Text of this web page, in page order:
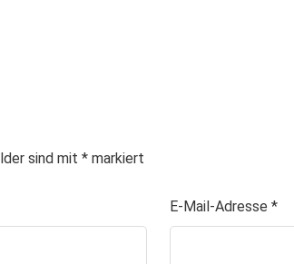
sind mit * markiert
E-Mail-Adresse *